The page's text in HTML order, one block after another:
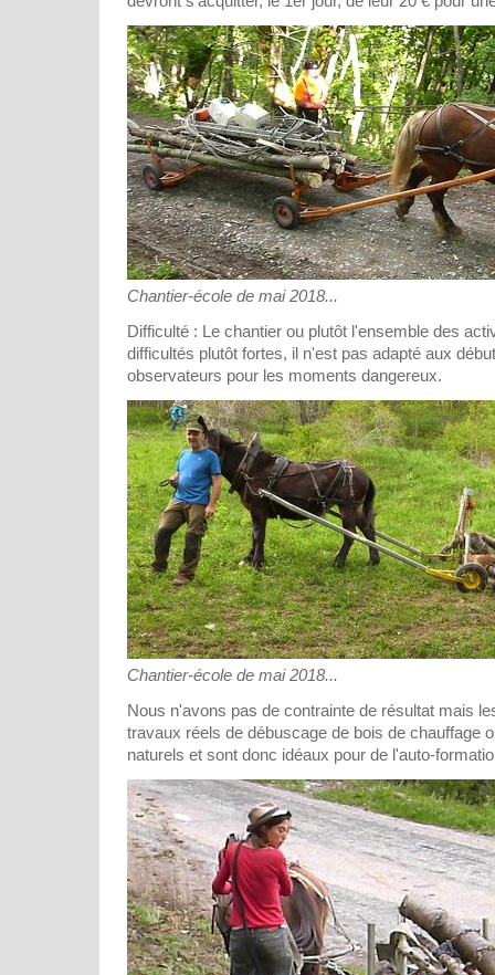
Chantier-école de mai 2018...
Difficulté : Le chantier ou plutôt l'ensemble des
difficultés plutôt fortes, il n'est pas adapté aux
observateurs pour les moments dangereux.
Chantier-école de mai 2018...
Nous n'avons pas de contrainte de résultat mais
travaux réels de débuscage de bois de chauffage
naturels et sont donc idéaux pour de l'auto-